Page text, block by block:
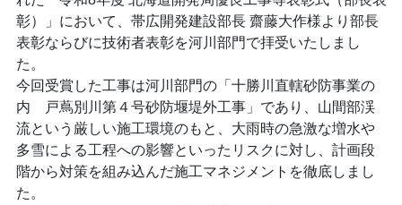
彰）」において、帯広開発建設部長 齋藤大作様より部長
表彰ならびに技術者表彰を河川部門で拝受いたしまし
た。
今回受賞した工事は河川部門の「十勝川直轄砂防事業の
内 戸蔦別川第４号砂防堰堤外工事」であり、山間部渓
流という厳しい施工環境のもと、大雨時の急激な増水や
多雪による工程への影響といったリスクに対し、計画段
階から対策を組み込んだ施工マネジメントを徹底しまし
た。